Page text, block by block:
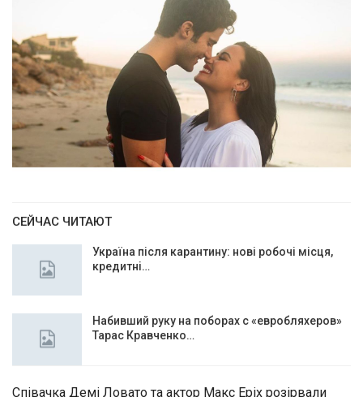
СЕЙЧАС ЧИТАЮТ
Україна після карантину: нові робочі місця,
кредитні…
Набивший руку на поборах с «евробляхеров»
Тарас Кравченко…
Співачка Демі Ловато та актор Макс Еріх розірвали